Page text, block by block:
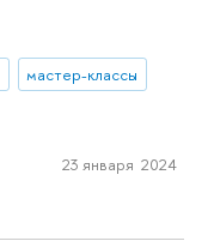
мастер-классы
23 января 2024